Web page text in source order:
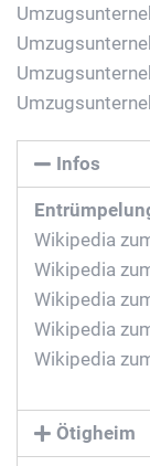
Infos
Wikipedia
Wikipedia
Wikipedia
Wikipedia
Wikipedia
Ötigheim